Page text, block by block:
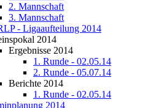
2. Mannschaft
3. Mannschaft
- Ligaaufteilung 2014
2014
Ergebnisse 2014
1. Runde - 02.05.14
2. Runde - 05.07.14
Berichte 2014
1. Runde - 02.05.14
2014